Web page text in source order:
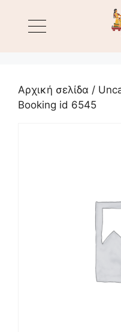
Αρχική σελίδα /
Booking id 6545